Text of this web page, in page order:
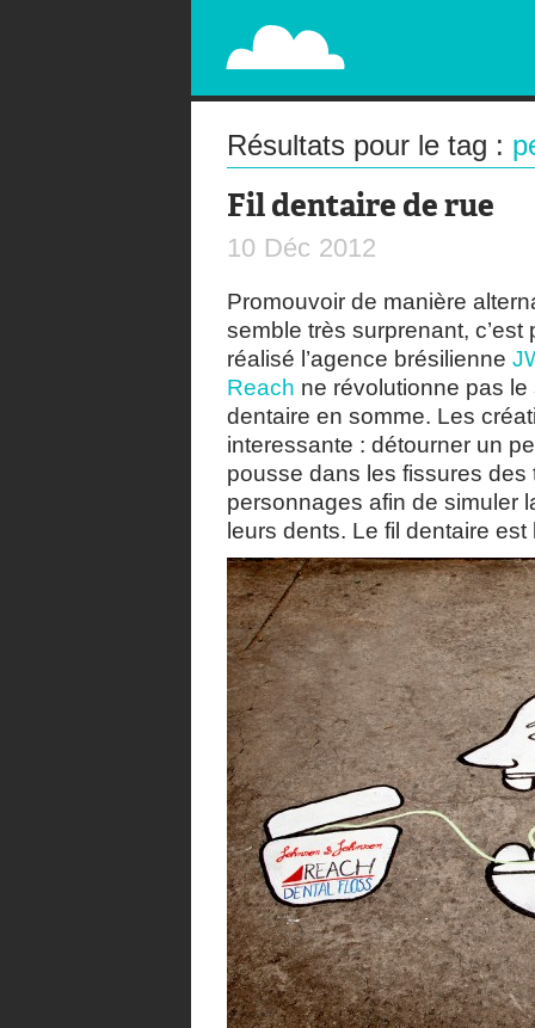
PAPERPLANE
STREET, AMBIENT, GUÉRILLA MARKETING
Résultats pour le tag :
Fil dentaire de rue
10 Déc 2012
Promouvoir de manière
semble très surprenant,
réalisé l’agence brésilienne
Reach ne révolutionne pas
dentaire en somme. Les
interessante : détourner un
pousse dans les fissures
personnages afin de simuler
leurs dents. Le fil dentaire